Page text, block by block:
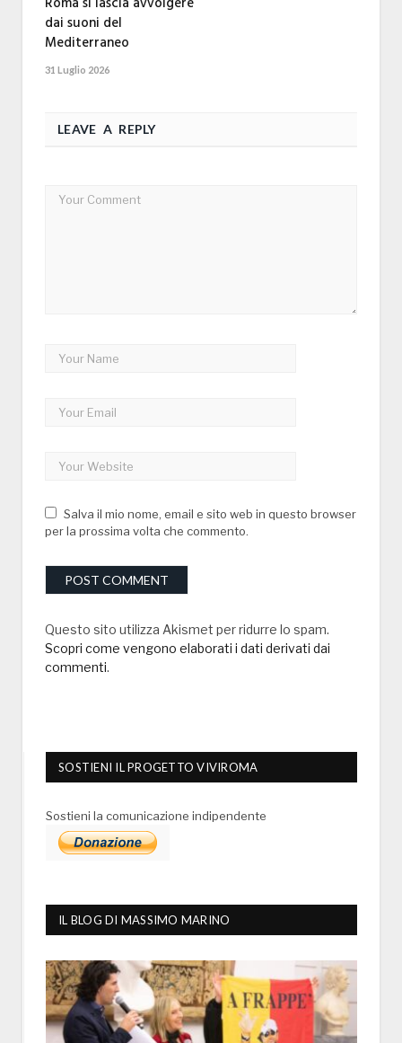
dai suoni del
Mediterraneo
31 Luglio 2026
LEAVE A REPLY
Salva il mio nome, email e sito web in questo browser
per la prossima volta che commento.
Questo sito utilizza Akismet per ridurre lo spam.
Scopri come vengono elaborati i dati derivati dai
commenti.
SOSTIENI IL PROGETTO VIVIROMA
Sostieni la comunicazione indipendente
IL BLOG DI MASSIMO MARINO